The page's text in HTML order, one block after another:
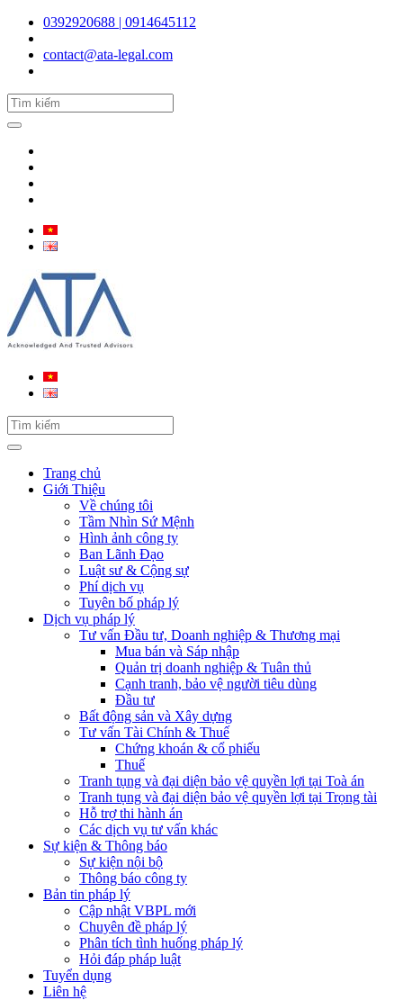
0392920688 | 0914645112
contact@ata-legal.com
Trang chủ
Giới Thiệu
Về chúng tôi
Tầm Nhìn Sứ Mệnh
Hình ảnh công ty
Ban Lãnh Đạo
Luật sư & Cộng sự
Phí dịch vụ
Tuyên bố pháp lý
Dịch vụ pháp lý
Tư vấn Đầu tư, Doanh nghiệp & Thương mại
Mua bán và Sáp nhập
Quản trị doanh nghiệp & Tuân thủ
Cạnh tranh, bảo vệ người tiêu dùng
Đầu tư
Bất động sản và Xây dựng
Tư vấn Tài Chính & Thuế
Chứng khoán & cổ phiếu
Thuế
Tranh tụng và đại diện bảo vệ quyền lợi tại Toà án
Tranh tụng và đại diện bảo vệ quyền lợi tại Trọng tài
Hỗ trợ thi hành án
Các dịch vụ tư vấn khác
Sự kiện & Thông báo
Sự kiện nội bộ
Thông báo công ty
Bản tin pháp lý
Cập nhật VBPL mới
Chuyên đề pháp lý
Phân tích tình huống pháp lý
Hỏi đáp pháp luật
Tuyển dụng
Liên hệ